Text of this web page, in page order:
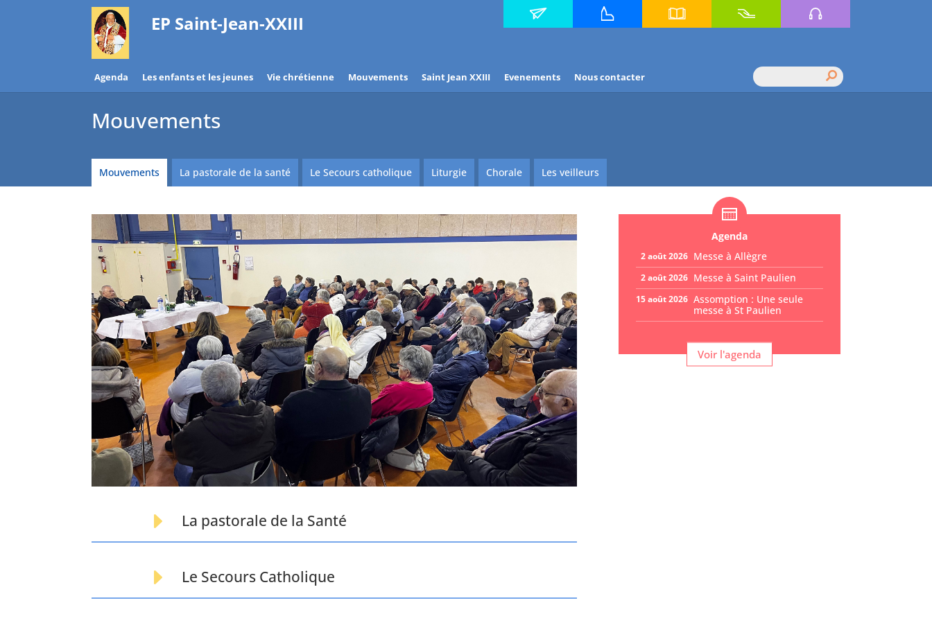
EP Saint-Jean-XXIII Contact Horaires Annuaire Faire un Médias
Agenda Les enfants et les jeunes Vie chrétienne Mouvements Saint Jean XXIII Evenements Nous contacter Rechercher :
Mouvements
Mouvements La pastorale de la santé Le Secours catholique Liturgie Chorale Les veilleurs
E La pastorale de la Santé
E Le Secours Catholique
Agenda
2 août 2026 Messe à Allègre
2 août 2026 Messe à Saint Paulien
15 août 2026 Assomption : Une seule
messe à St Paulien
Voir l'agenda